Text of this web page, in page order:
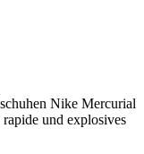
Nike Mercurial
und explosives